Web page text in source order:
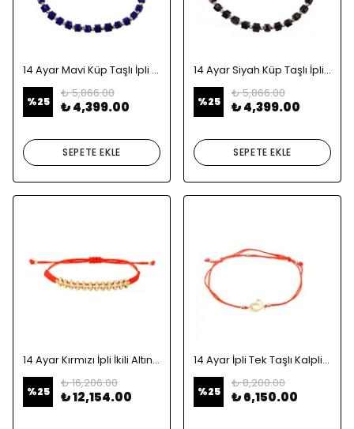
14 Ayar Mavi Küp Taşlı İpli Altın Bileklik
%25
₺ 5,866.00
₺ 4,399.00
SEPETE EKLE
14 Ayar Siyah Küp Taşlı İpli Altın Bileklik
%25
₺ 5,866.00
₺ 4,399.00
SEPETE EKLE
14 Ayar Kırmızı İpli İkili Altın Bileklik
%25
₺ 16,206.00
₺ 12,154.00
14 Ayar İpli Tek Taşlı Kalpli Altın Bileklik
%25
₺ 8,200.00
₺ 6,150.00